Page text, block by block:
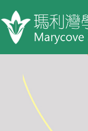
移至主內容